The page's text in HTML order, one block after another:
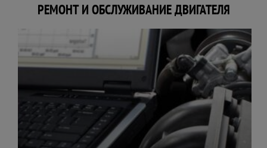
РЕМОНТ И ОБСЛУЖИВАНИЕ ДВИГАТЕЛЯ